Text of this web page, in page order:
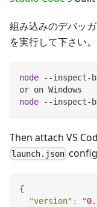
組み込みのデバッ
を実行して下さい。
node --inspect-
or on Windows
node --inspect-
Then attach VS
launch.json
{
"version" :